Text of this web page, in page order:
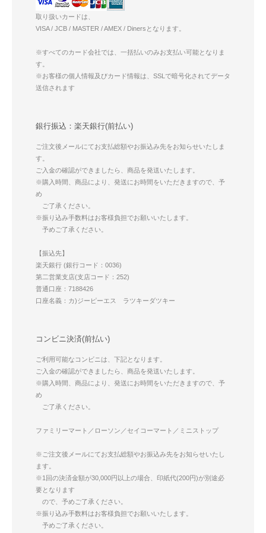
取り扱いカードは、
VISA / JCB / MASTER / AMEX / Dinersとなります。
※すべてのカード会社では、一括払いのみお支払い可能となりま
す。
※お客様の個人情報及びカード情報は、SSLで暗号化されてデータ
送信されます
銀行振込：楽天銀行(前払い)
ご注文後メールにてお支払総額やお振込み先をお知らせいたしま
す。
ご入金の確認ができましたら、商品を発送いたします。
※購入時間、商品により、発送にお時間をいただきますので、予
め
ご了承ください。
※振り込み手数料はお客様負担でお願いいたします。
予めご了承ください。
【振込先】
楽天銀行 (銀行コード：0036)
第二営業支店(支店コード：252)
普通口座：7188426
口座名義：カ)ジーピーエス ラツキーダツキー
コンビニ決済(前払い)
ご利用可能なコンビニは、下記となります。
ご入金の確認ができましたら、商品を発送いたします。
※購入時間、商品により、発送にお時間をいただきますので、予
め
ご了承ください。
ファミリーマート／ローソン／セイコーマート／ミニストップ
※ご注文後メールにてお支払総額やお振込み先をお知らせいたし
ます。
※1回の決済金額が30,000円以上の場合、印紙代(200円)が別途必
要となります
ので、予めご了承ください。
※振り込み手数料はお客様負担でお願いいたします。
予めご了承ください。